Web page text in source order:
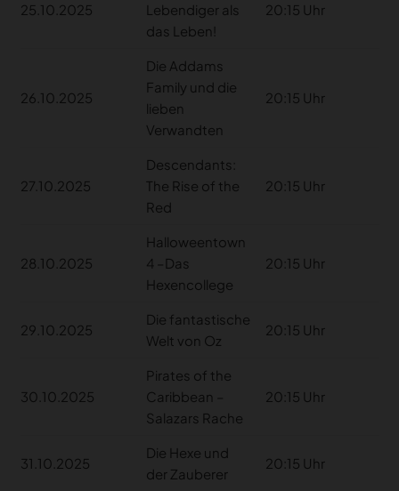
25.10.2025
Lebendiger als
das Leben!
20:15 Uhr
26.10.2025
Die Addams
Family und die
lieben
Verwandten
20:15 Uhr
27.10.2025
Descendants:
The Rise of the
Red
20:15 Uhr
28.10.2025
Halloweentown
4 –Das
Hexencollege
20:15 Uhr
29.10.2025
Die fantastische
Welt von Oz
20:15 Uhr
30.10.2025
Pirates of the
Caribbean –
Salazars Rache
20:15 Uhr
31.10.2025
Die Hexe und
der Zauberer
20:15 Uhr